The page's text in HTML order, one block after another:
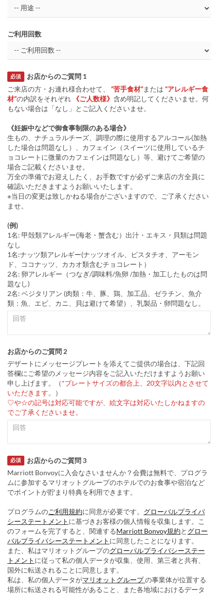
ご利用回数
お店からのご質問 1
必須
ご来店の方・お連れ様合わせて、 ”苦手食材”または ”アレルギー食
材”の内訳をそれぞれ 《ご人数様》 含め明記してくださいませ。何
もない場合は「なし」とご記入くださいませ。
《妊娠中などで御食事制限のある場合》
生もの、ナチュラルチーズ、調理の際に使用するアルコール(加熱
した場合は問題なし）、カフェイン（スイーツに使用しているチ
ョコレートに微量のカフェインは問題なし）等、避けてご希望の
場合ご記載くださいませ。
万全の準備でお迎えしたく、お手数ですが必ずご来店の方全員に
確認いただきますようお願いいたします。
※当日の変更は致しかねる場合がございますので、ご了承ください
ませ。
(例)
1名: 甲殻類アレルギー(海老・蟹含む）出汁・エキス・貝類は問題
なし
1名:ナッツ類アレルギー(ナッツオイル、ピスタチオ、アーモン
ド、ココナッツ、カカオ類含むチョコレート）
2名: 卵アレルギー（つなぎ/調味料/魚卵 /加熱・加工したものは問
題なし)
2名: ベジタリアン (肉類：牛、豚、鶏、加工品、ゼラチン、魚介
類：魚、エビ、カニ、貝は避けて希望）、乳製品・卵問題なし。
お店からのご質問 2
デザートにメッセージプレートを添えてご提供の場合は、下記回
答欄にご希望のメッセージ内容をご記入いただけますようお願い
申し上げます。（*プレートサイズの都合上、20文字以内とさせて
いただきます。
）
♡や☆の記号は対応可能ですが、絵文字は対応いたしかねますの
でご了承くださいませ。
お店からのご質問 3
必須
Marriott Bonvoyに入会なさいませんか？会費は無料で、プログラ
ムに参加するマリオットグループのホテルでのお食事や宿泊など
でポイントが貯まり特典を利用できます。
プログラムのご利用規約に同意が必要です。 グローバルプライバ
シーステートメント に基づきお客様の個人情報を収集します。こ
のフォームを完了すると、関連するMarriott Bonvoy規約と グロー
バルプライバシーステートメント に同意したことになります。
また、私はマリオットグループのグローバルプライバシーステー
トメント に従って私の個人データが収集、使用、第三者と共有、
国外に転送されることに同意します。
私は、私の個人データがマリオットグループの事業体が位置する
場所に転送される可能性があること、また各地域におけるデータ